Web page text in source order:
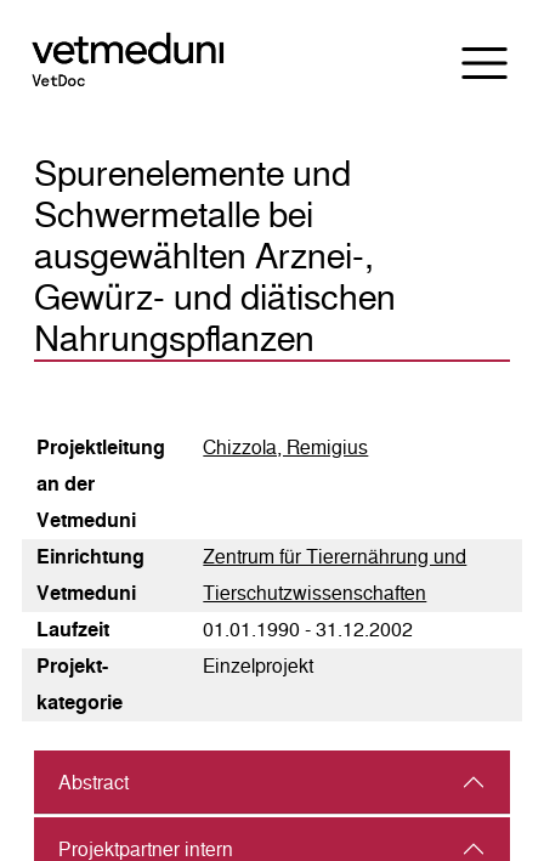
Spurenelemente und
Schwermetalle bei
ausgewählten Arznei-,
Gewürz- und diätischen
Nahrungspflanzen
Pro­jekt­lei­tung
an der
Vetmeduni
Chizzola, Remigius
Einrichtung
Vetmeduni
Zentrum für Tierernährung und
Tierschutzwissenschaften
Laufzeit
01.01.1990 - 31.12.2002
Pro­jekt­
kategorie
Einzelprojekt
Abstract
Projektpartner intern